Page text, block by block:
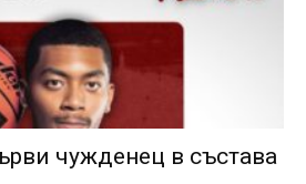
чужденец в състава